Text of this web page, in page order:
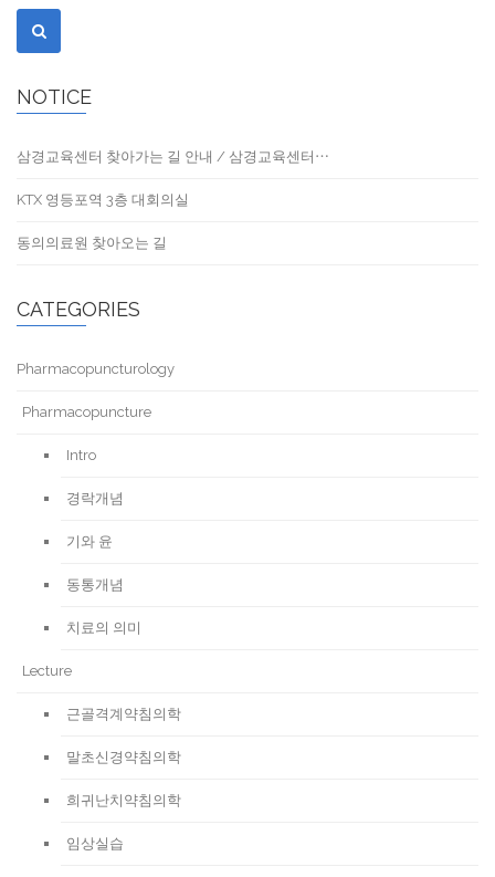
NOTICE
삼경교육센터 찾아가는 길 안내 / 삼경교육센터⋯
KTX 영등포역 3층 대회의실
동의의료원 찾아오는 길
CATEGORIES
Pharmacopuncturology
Pharmacopuncture
Intro
경락개념
기와 윤
동통개념
치료의 의미
Lecture
근골격계약침의학
말초신경약침의학
희귀난치약침의학
임상실습